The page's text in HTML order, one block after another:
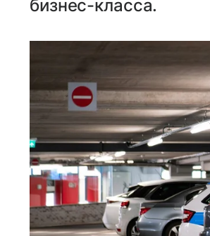
бизнес-класса.